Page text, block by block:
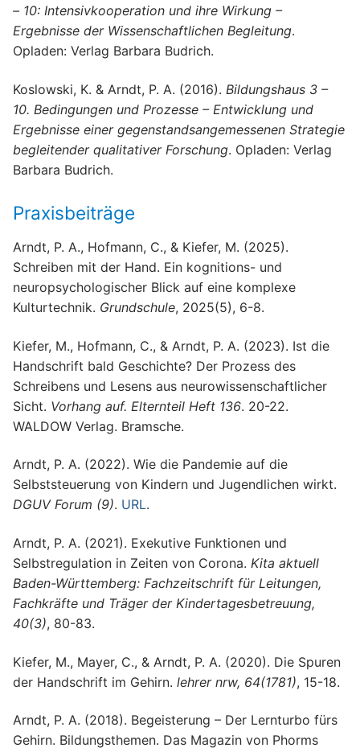
– 10: Intensivkooperation und ihre Wirkung –
Ergebnisse der Wissenschaftlichen Begleitung.
Opladen: Verlag Barbara Budrich.
Koslowski, K. & Arndt, P. A. (2016). Bildungshaus 3 –
10. Bedingungen und Prozesse – Entwicklung und
Ergebnisse einer gegenstandsangemessenen Strategie
begleitender qualitativer Forschung. Opladen: Verlag
Barbara Budrich.
Praxisbeiträge
Arndt, P. A., Hofmann, C., & Kiefer, M. (2025).
Schreiben mit der Hand. Ein kognitions- und
neuropsychologischer Blick auf eine komplexe
Kulturtechnik. Grundschule, 2025(5), 6-8.
Kiefer, M., Hofmann, C., & Arndt, P. A. (2023). Ist die
Handschrift bald Geschichte? Der Prozess des
Schreibens und Lesens aus neurowissenschaftlicher
Sicht. Vorhang auf. Elternteil Heft 136. 20-22.
WALDOW Verlag. Bramsche.
Arndt, P. A. (2022). Wie die Pandemie auf die
Selbststeuerung von Kindern und Jugendlichen wirkt.
DGUV Forum (9). URL.
Arndt, P. A. (2021). Exekutive Funktionen und
Selbstregulation in Zeiten von Corona. Kita aktuell
Baden-Württemberg: Fachzeitschrift für Leitungen,
Fachkräfte und Träger der Kindertagesbetreuung,
40(3), 80-83.
Kiefer, M., Mayer, C., & Arndt, P. A. (2020). Die Spuren
der Handschrift im Gehirn. lehrer nrw, 64(1781), 15-18.
Arndt, P. A. (2018). Begeisterung – Der Lernturbo fürs
Gehirn. Bildungsthemen. Das Magazin von Phorms